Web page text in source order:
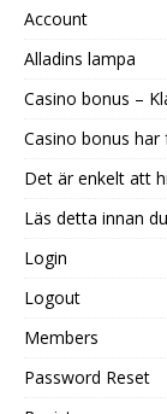
Account
Alladins lampa
Casino bonus –
Casino bonus
Det är enkelt att
Läs detta innan
Login
Logout
Members
Password Reset